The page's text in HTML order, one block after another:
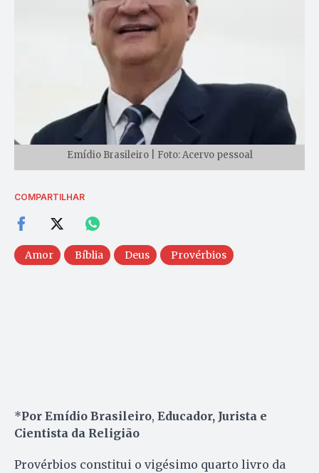
Emídio Brasileiro | Foto: Acervo pessoal
COMPARTILHAR
Amor Bíblia Deus Provérbios
*Por Emídio Brasileiro, Educador, Jurista e
Cientista da Religião
Provérbios constitui o vigésimo quarto livro da